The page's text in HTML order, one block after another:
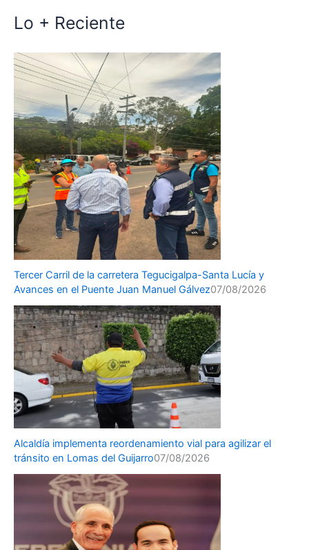
Lo + Reciente
Tercer Carril de la carretera Tegucigalpa-Santa Lucía y
Avances en el Puente Juan Manuel Gálvez07/08/2026
Alcaldía implementa reordenamiento vial para agilizar el
tránsito en Lomas del Guijarro07/08/2026